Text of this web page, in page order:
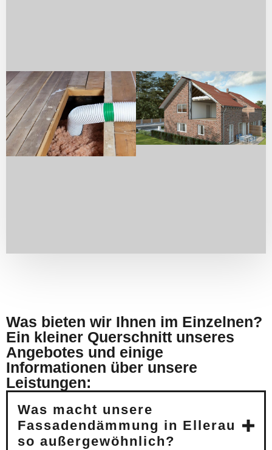
Was bieten wir Ihnen im Einzelnen?
Ein kleiner Querschnitt unseres
Angebotes und einige
Informationen über unsere
Leistungen:
Was macht unsere
Fassadendämmung in Ellerau
so außergewöhnlich?